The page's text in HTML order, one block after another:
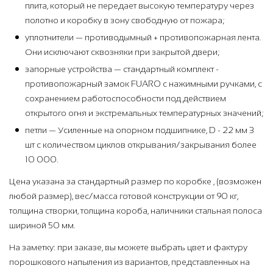
плита, который не передает высокую температуру через
полотно и коробку в зону свободную от пожара;
уплотнители — противодымный + противопожарная лента.
Они исключают сквозняки при закрытой двери;
запорные устройства — стандартный комплект -
противопожарный замок FUARO с нажимными ручками, с
сохранением работоспособности под действием
открытого огня и экстремальных температурных значений;
петли — Усиленные на опорном подшипнике, D - 22 мм 3
шт с количеством циклов открывания/закрывания более
10 000.
Цена указана за стандартный размер по коробке , (возможен
любой размер), вес/масса готовой конструкции от 90 кг,
толщина створки, толщина короба, наличники стальная полоса
шириной 50 мм.
На заметку: при заказе, вы можете выбрать цвет и фактуру
порошкового напыления из вариантов, представленных на